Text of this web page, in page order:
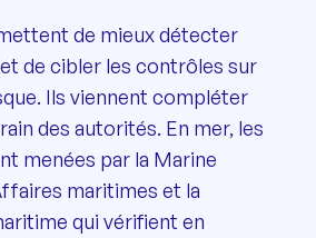
de mieux détecter
de cibler les contrôles sur
Ils viennent compléter
des autorités. En mer, les
menées par la Marine
maritimes et la
qui vérifient en